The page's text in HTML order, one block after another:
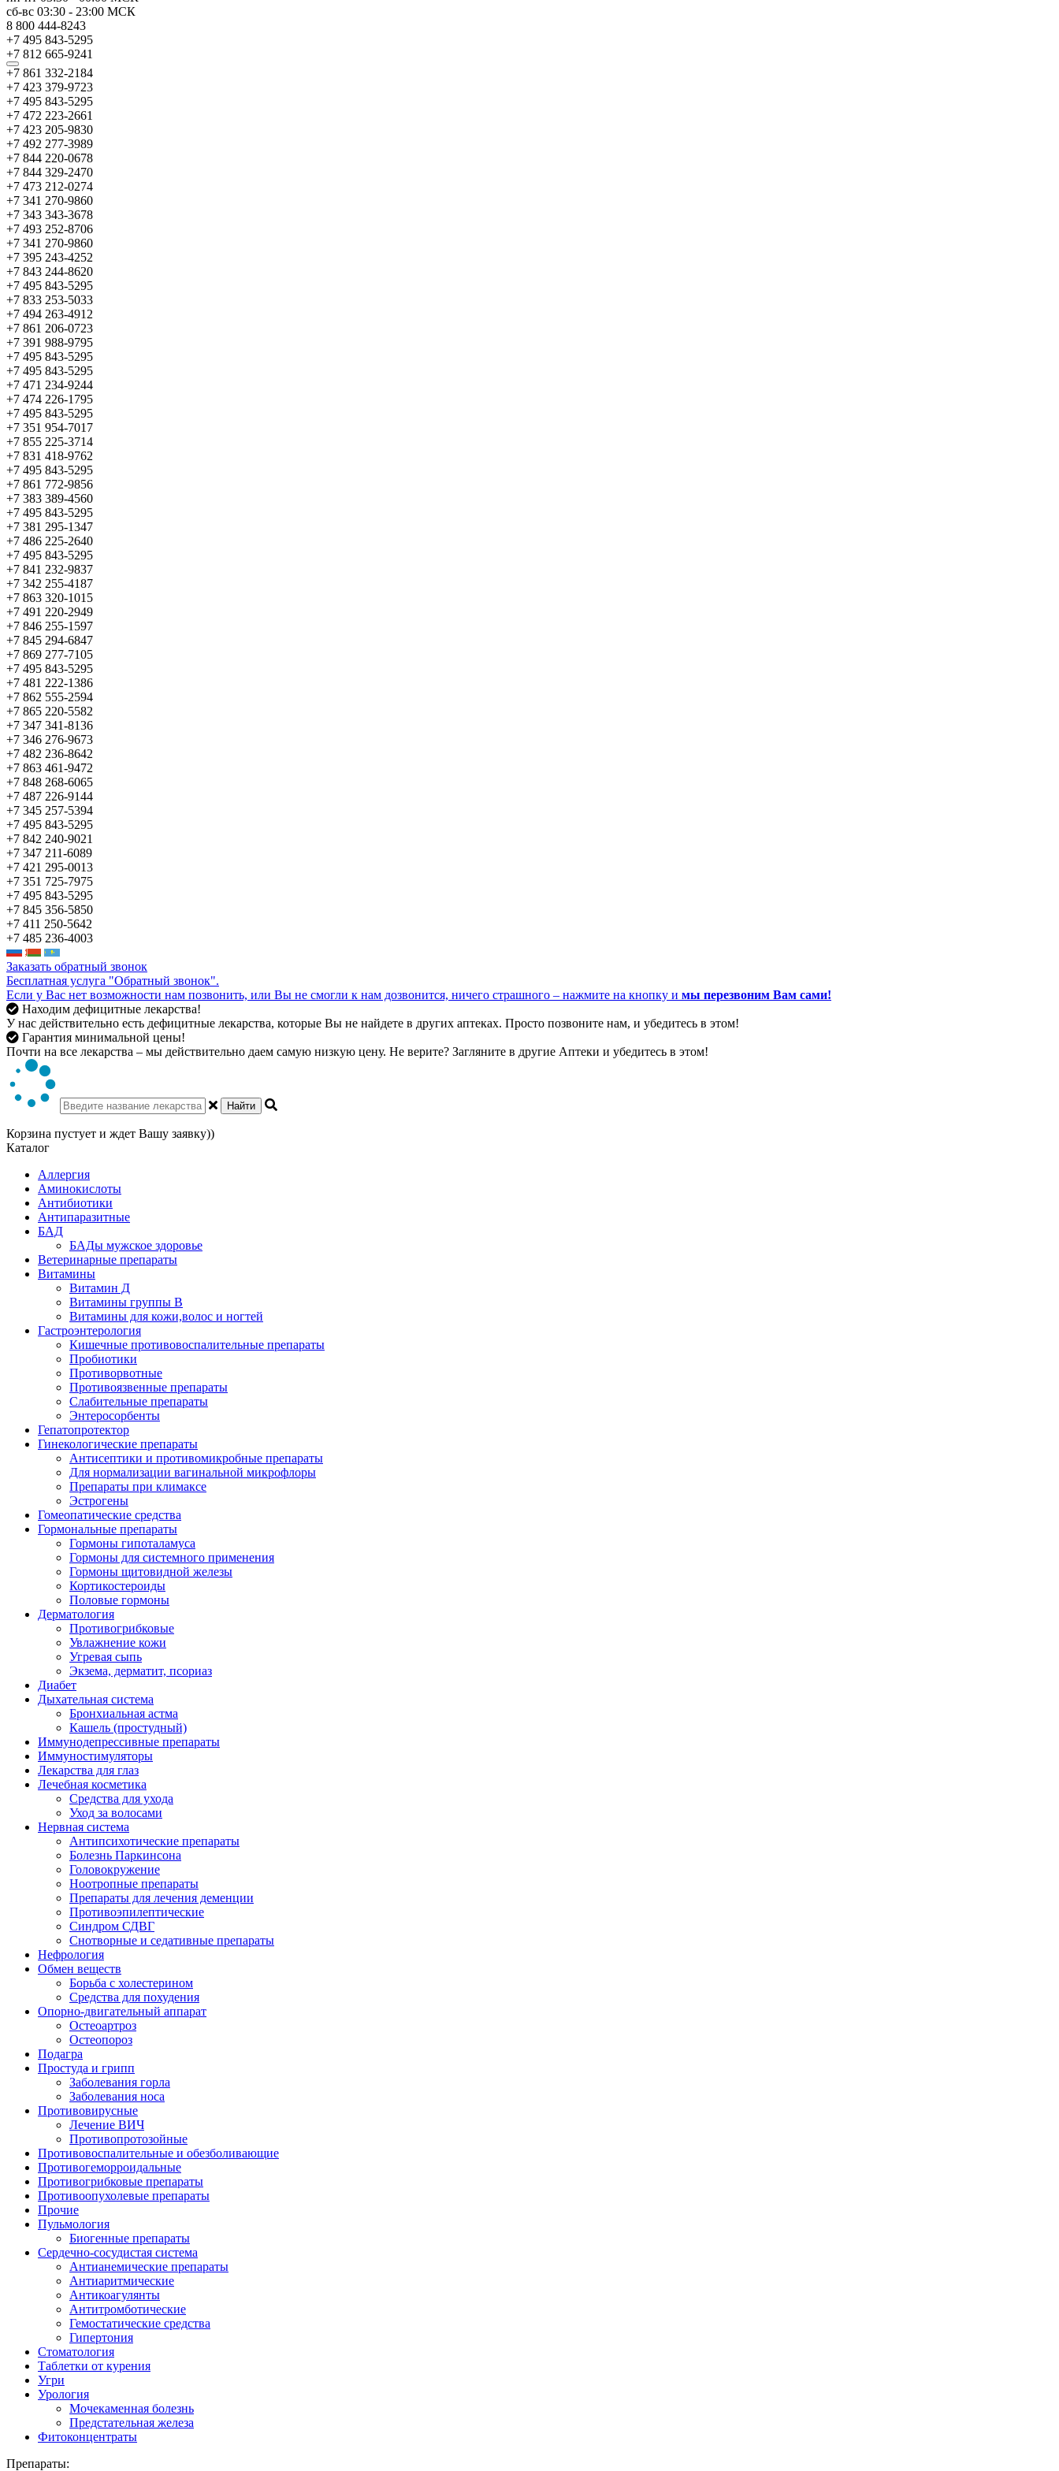
сб-вс 03:30 - 23:00 МСК
8 800 444-8243
+7 495 843-5295
+7 812 665-9241
+7 861 332-2184
+7 423 379-9723
+7 495 843-5295
+7 472 223-2661
+7 423 205-9830
+7 492 277-3989
+7 844 220-0678
+7 844 329-2470
+7 473 212-0274
+7 341 270-9860
+7 343 343-3678
+7 493 252-8706
+7 341 270-9860
+7 395 243-4252
+7 843 244-8620
+7 495 843-5295
+7 833 253-5033
+7 494 263-4912
+7 861 206-0723
+7 391 988-9795
+7 495 843-5295
+7 495 843-5295
+7 471 234-9244
+7 474 226-1795
+7 495 843-5295
+7 351 954-7017
+7 855 225-3714
+7 831 418-9762
+7 495 843-5295
+7 861 772-9856
+7 383 389-4560
+7 495 843-5295
+7 381 295-1347
+7 486 225-2640
+7 495 843-5295
+7 841 232-9837
+7 342 255-4187
+7 863 320-1015
+7 491 220-2949
+7 846 255-1597
+7 845 294-6847
+7 869 277-7105
+7 495 843-5295
+7 481 222-1386
+7 862 555-2594
+7 865 220-5582
+7 347 341-8136
+7 346 276-9673
+7 482 236-8642
+7 863 461-9472
+7 848 268-6065
+7 487 226-9144
+7 345 257-5394
+7 495 843-5295
+7 842 240-9021
+7 347 211-6089
+7 421 295-0013
+7 351 725-7975
+7 495 843-5295
+7 845 356-5850
+7 411 250-5642
+7 485 236-4003
Заказать обратный звонок
Бесплатная услуга "Обратный звонок".
Если у Вас нет возможности нам позвонить, или Вы не смогли к нам дозвонится, ничего страшного – нажмите на кнопку и мы перезвоним Вам сами!
Находим дефицитные лекарства!
У нас действительно есть дефицитные лекарства, которые Вы не найдете в других аптеках. Просто позвоните нам, и убедитесь в этом!
Гарантия минимальной цены!
Почти на все лекарства – мы действительно даем самую низкую цену. Не верите? Загляните в другие Аптеки и убедитесь в этом!
Найти
Корзина пустует и ждет Вашу заявку))
Каталог
Аллергия
Аминокислоты
Антибиотики
Антипаразитные
БАД
БАДы мужское здоровье
Ветеринарные препараты
Витамины
Витамин Д
Витамины группы В
Витамины для кожи,волос и ногтей
Гастроэнтерология
Кишечные противовоспалительные препараты
Пробиотики
Противорвотные
Противоязвенные препараты
Слабительные препараты
Энтеросорбенты
Гепатопротектор
Гинекологические препараты
Антисептики и противомикробные препараты
Для нормализации вагинальной микрофлоры
Препараты при климаксе
Эстрогены
Гомеопатические средства
Гормональные препараты
Гормоны гипоталамуса
Гормоны для системного применения
Гормоны щитовидной железы
Кортикостероиды
Половые гормоны
Дерматология
Противогрибковые
Увлажнение кожи
Угревая сыпь
Экзема, дерматит, псориаз
Диабет
Дыхательная система
Бронхиальная астма
Кашель (простудный)
Иммунодепрессивные препараты
Иммуностимуляторы
Лекарства для глаз
Лечебная косметика
Средства для ухода
Уход за волосами
Нервная система
Антипсихотические препараты
Болезнь Паркинсона
Головокружение
Ноотропные препараты
Препараты для лечения деменции
Противоэпилептические
Синдром СДВГ
Снотворные и седативные препараты
Нефрология
Обмен веществ
Борьба с холестерином
Средства для похудения
Опорно-двигательный аппарат
Остеоартроз
Остеопороз
Подагра
Простуда и грипп
Заболевания горла
Заболевания носа
Противовирусные
Лечение ВИЧ
Противопротозойные
Противовоспалительные и обезболивающие
Противогеморроидальные
Противогрибковые препараты
Противоопухолевые препараты
Прочие
Пульмология
Биогенные препараты
Сердечно-сосудистая система
Антианемические препараты
Антиаритмические
Антикоагулянты
Антитромботические
Гемостатические средства
Гипертония
Стоматология
Таблетки от курения
Угри
Урология
Мочекаменная болезнь
Предстательная железа
Фитоконцентраты
Препараты: